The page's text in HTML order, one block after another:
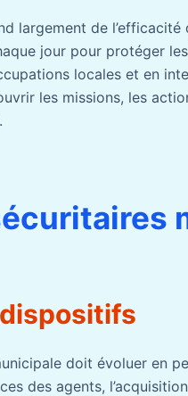
largement de l’efficacité
jour pour protéger
locales et en
les missions, les
doit évoluer en
des agents,